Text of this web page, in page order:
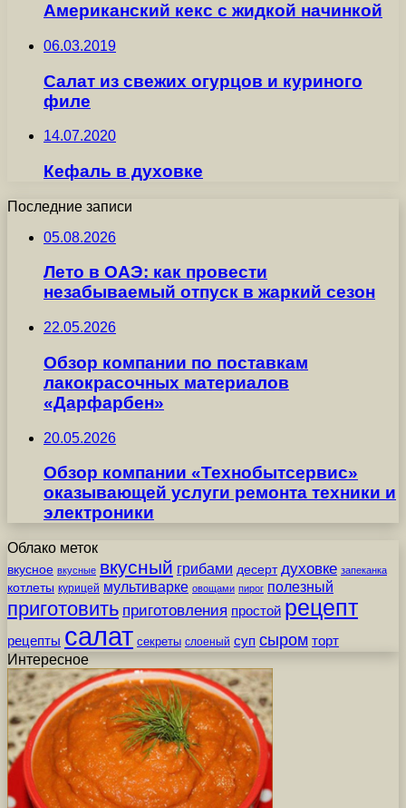
Американский кекс с жидкой начинкой
06.03.2019
Салат из свежих огурцов и куриного
филе
14.07.2020
Кефаль в духовке
Последние записи
05.08.2026
Лето в ОАЭ: как провести
незабываемый отпуск в жаркий сезон
22.05.2026
Обзор компании по поставкам
лакокрасочных материалов
«Дарфарбен»
20.05.2026
Обзор компании «Технобытсервис»
оказывающей услуги ремонта техники и
электроники
Облако меток
вкусное вкусные вкусный грибами десерт духовке запеканка
котлеты курицей мультиварке овощами пирог полезный
приготовить приготовления простой рецепт
рецепты салат секреты слоеный суп сыром торт
Интересное